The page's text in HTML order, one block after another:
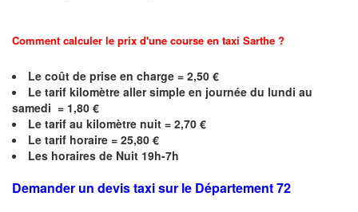
Comment calculer le prix d'une course en taxi Sarthe ?
Le coût de prise en charge = 2,50 €
Le tarif kilomètre aller simple en journée du lundi au
samedi = 1,80 €
Le tarif au kilomètre nuit = 2,70 €
Le tarif horaire = 25,80 €
Les horaires de Nuit 19h-7h
Demander un devis taxi sur le Département 72